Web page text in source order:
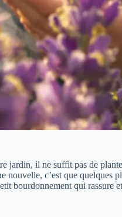
jardin, il ne suffit pas de
nouvelle, c’est que quelques
bourdonnement qui rassure